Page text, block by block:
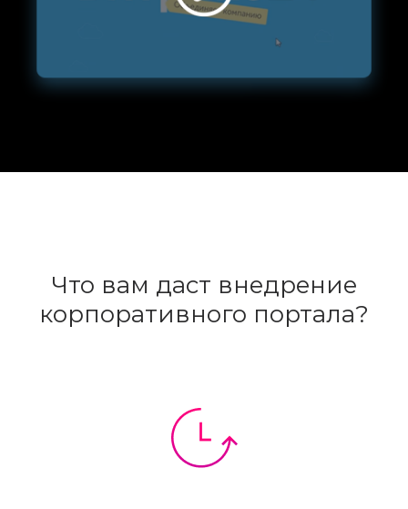
Что вам даст внедрение
корпоративного портала?